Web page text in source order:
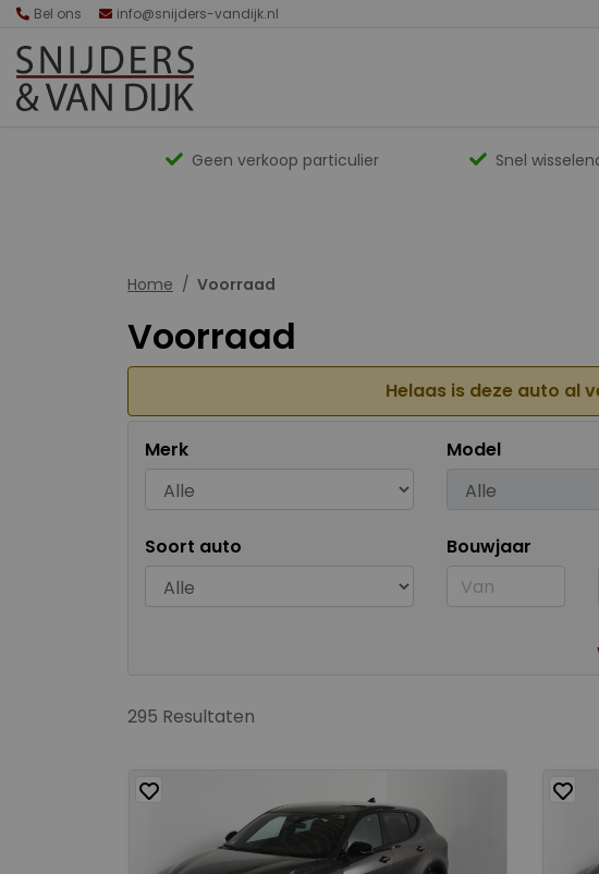
Bel ons info@snijders-vandijk.nl
Geen verkoop particulier Snel
Home Voorraad
Voorraad
Helaas is deze auto al
Merk Model
Soort auto Bouwjaar
295 Resultaten